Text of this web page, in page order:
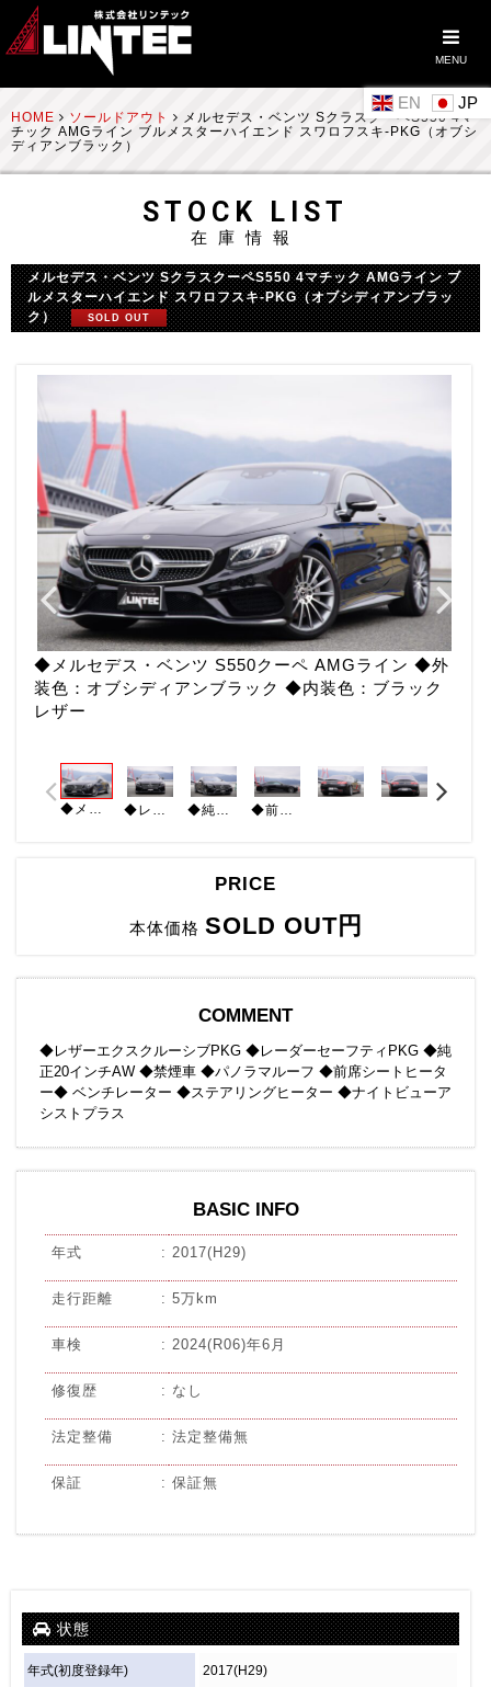
MENU
EN
HOME ソールドアウト
メルセデス・ベンツ SクラスクーペS550 4マ
チック AMGライン ブルメスターハイエンド スワロフスキ-PKG（オブシ
ディアンブラック）
STOCK LIST
在庫情報
メルセデス・ベンツ SクラスクーペS550 4マチック AMGライン ブ
ルメスターハイエンド スワロフスキ-PKG（オブシディアンブラッ
ク）
SOLD OUT
◆メルセデス・ベンツ S550クーペ AMGライン ◆外
装色：オブシディアンブラック ◆内装色：ブラック
レザー
◆メルセデス・ベンツ S550クーペ AMGライン ◆外装色：オブシディアンブラック ◆内装色：ブラックレザー ◆レザーエクスクルーシブPKG ◆スワロフスキ-PKG ◆レーダーセーフティPKG ◆ブルメスターハイエンド3Dサラウンドシステム ◆パノラマルーフ ◆純正ナビ 地デジ/CD/DVD/USB/Bluetooth ◆バックカメラ360° ◆前席シートヒーター/ベンチレーター ◆ステアリングヒーター ◆センターアームレストヒーター ◆前席パワーシートメモリ機能付 ◆ナイトビューアシストプラス ◆ハンズフリーテールゲート ◆純正フロアマット ◆ドライブレコーダー ◆レーダー探知機 ◆純正20インチアルミホイール
PRICE
本体価格 SOLD OUT円
COMMENT
◆レザーエクスクルーシブPKG ◆レーダーセーフティPKG ◆純
正20インチAW ◆禁煙車 ◆パノラマルーフ ◆前席シートヒータ
ー◆ ベンチレーター ◆ステアリングヒーター ◆ナイトビューア
シストプラス
BASIC INFO
年式 2017(H29)
走行距離 5万km
車検 2024(R06)年6月
修復歴 なし
法定整備 法定整備無
保証 保証無
状態
年式(初度登録年) 2017(H29)